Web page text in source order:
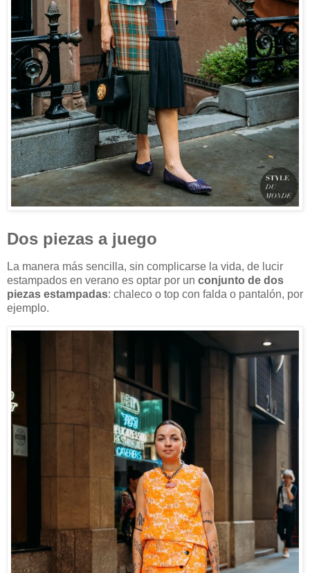
Dos piezas a juego
La manera más sencilla, sin complicarse la vida, de lucir
estampados en verano es optar por un conjunto de dos
piezas estampadas: chaleco o top con falda o pantalón, por
ejemplo.